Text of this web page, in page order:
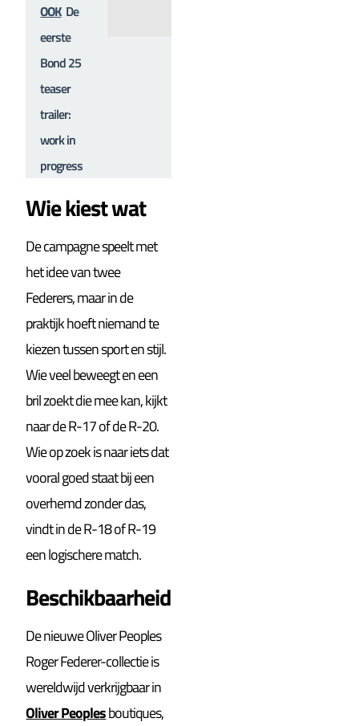
OOK De
eerste
Bond 25
teaser
trailer:
work in
progress
Wie kiest wat
De campagne speelt met
het idee van twee
Federers, maar in de
praktijk hoeft niemand te
kiezen tussen sport en stijl.
Wie veel beweegt en een
bril zoekt die mee kan, kijkt
naar de R-17 of de R-20.
Wie op zoek is naar iets dat
vooral goed staat bij een
overhemd zonder das,
vindt in de R-18 of R-19
een logischere match.
Beschikbaarheid
De nieuwe Oliver Peoples
Roger Federer-collectie is
wereldwijd verkrijgbaar in
Oliver Peoplesboutiques,